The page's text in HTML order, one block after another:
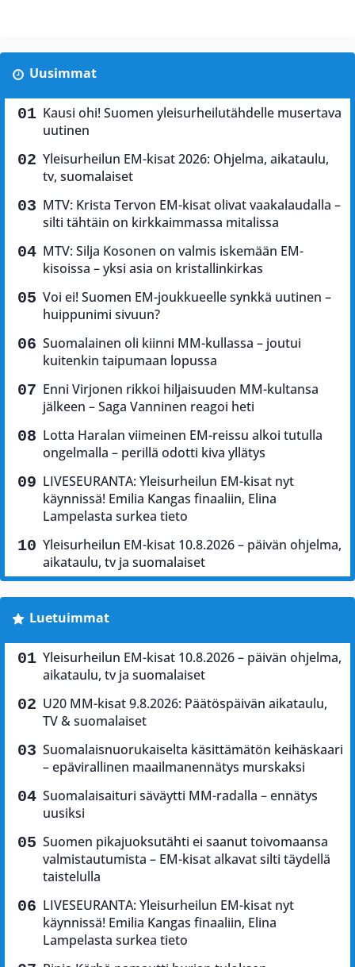
Uusimmat
Kausi ohi! Suomen yleisurheilutähdelle musertava
uutinen
Yleisurheilun EM-kisat 2026: Ohjelma, aikataulu,
tv, suomalaiset
MTV: Krista Tervon EM-kisat olivat vaakalaudalla –
silti tähtäin on kirkkaimmassa mitalissa
MTV: Silja Kosonen on valmis iskemään EM-
kisoissa – yksi asia on kristallinkirkas
Voi ei! Suomen EM-joukkueelle synkkä uutinen –
huippunimi sivuun?
Suomalainen oli kiinni MM-kullassa – joutui
kuitenkin taipumaan lopussa
Enni Virjonen rikkoi hiljaisuuden MM-kultansa
jälkeen – Saga Vanninen reagoi heti
Lotta Haralan viimeinen EM-reissu alkoi tutulla
ongelmalla – perillä odotti kiva yllätys
LIVESEURANTA: Yleisurheilun EM-kisat nyt
käynnissä! Emilia Kangas finaaliin, Elina
Lampelasta surkea tieto
Yleisurheilun EM-kisat 10.8.2026 – päivän ohjelma,
aikataulu, tv ja suomalaiset
Luetuimmat
Yleisurheilun EM-kisat 10.8.2026 – päivän ohjelma,
aikataulu, tv ja suomalaiset
U20 MM-kisat 9.8.2026: Päätöspäivän aikataulu,
TV & suomalaiset
Suomalaisnuorukaiselta käsittämätön keihäskaari
– epävirallinen maailmanennätys murskaksi
Suomalaisaituri säväytti MM-radalla – ennätys
uusiksi
Suomen pikajuoksutähti ei saanut toivomaansa
valmistautumista – EM-kisat alkavat silti täydellä
taistelulla
LIVESEURANTA: Yleisurheilun EM-kisat nyt
käynnissä! Emilia Kangas finaaliin, Elina
Lampelasta surkea tieto